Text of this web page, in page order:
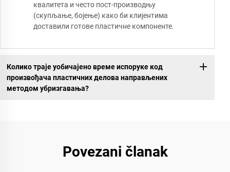
квалитета и често пост-производњу
(скупљање, бојење) како би клијентима
доставили готове пластичне компоненте.
Колико траје уобичајено време испоруке код
произвођача пластичних делова направљених
методом убризгавања?
Povezani članak